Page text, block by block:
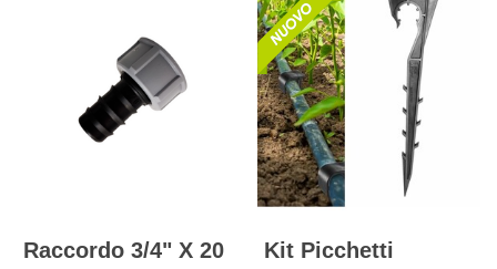
Raccordo 3/4" X 20
Kit Picchetti